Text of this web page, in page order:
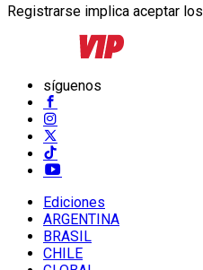
Registrarse implica aceptar los
síguenos
Ediciones
ARGENTINA
BRASIL
CHILE